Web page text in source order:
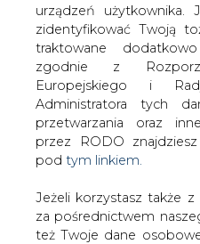
WŁĄCZ
urządzeń użytkownika.
zidentyfikować Twoją
traktowane
zgodnie z
Europejskiego i
Administratora tych
przetwarzania oraz
przez RODO
pod tym linkiem.
Jeżeli korzystasz także
za pośrednictwem
też Twoje dane